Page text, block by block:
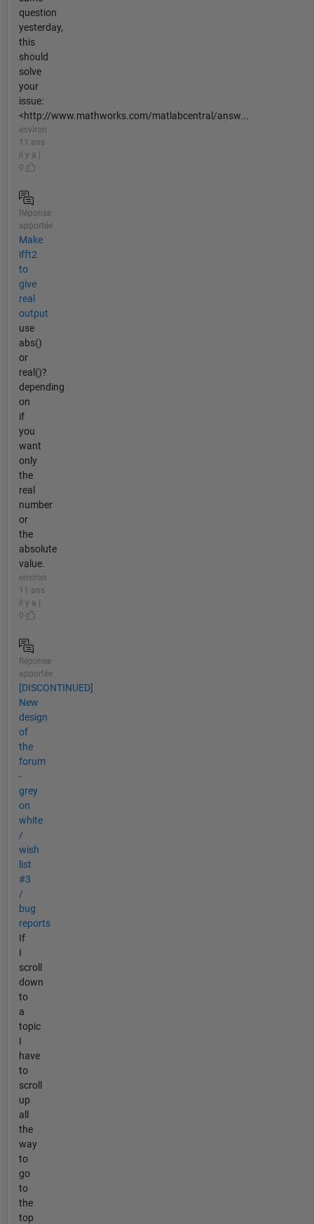
question
yesterday,
this
should
solve
your
issue:
<http://www.mathworks.com/matlabcentral/answ...
environ
11 ans
il y a |
0
Réponse
apportée
Make
ifft2
to
give
real
output
use
abs()
or
real()?
depending
on
if
you
want
only
the
real
number
or
the
absolute
value.
environ
11 ans
il y a |
0
Réponse
apportée
[DISCONTINUED]
New
design
of
the
forum
-
grey
on
white
/
wish
list
#3
/
bug
reports
If
I
scroll
down
to
a
topic
I
have
to
scroll
up
all
the
way
to
go
to
the
top